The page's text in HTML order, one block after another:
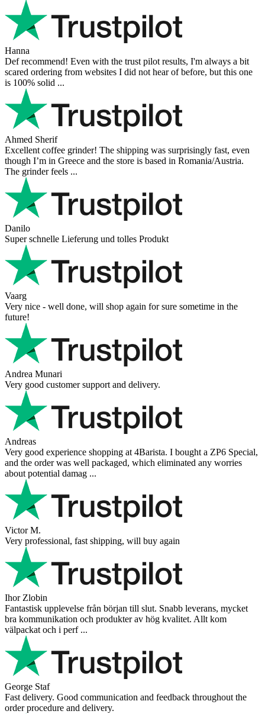
Hanna
Def recommend! Even with the trust pilot results, I'm always a bit
scared ordering from websites I did not hear of before, but this one
is 100% solid ...
Ahmed Sherif
Excellent coffee grinder! The shipping was surprisingly fast, even
though I’m in Greece and the store is based in Romania/Austria.
The grinder feels ...
Danilo
Super schnelle Lieferung und tolles Produkt
Vaarg
Very nice - well done, will shop again for sure sometime in the
future!
Andrea Munari
Very good customer support and delivery.
Andreas
Very good experience shopping at 4Barista. I bought a ZP6 Special,
and the order was well packaged, which eliminated any worries
about potential damag ...
Victor M.
Very professional, fast shipping, will buy again
Ihor Zlobin
Fantastisk upplevelse från början till slut. Snabb leverans, mycket
bra kommunikation och produkter av hög kvalitet. Allt kom
välpackat och i perf ...
George Staf
Fast delivery. Good communication and feedback throughout the
order procedure and delivery.